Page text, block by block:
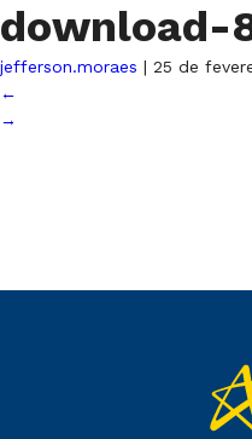
download-
jefferson.moraes | 25 de
←
→